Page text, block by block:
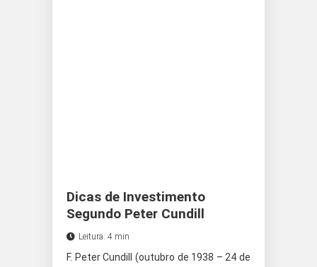
Dicas de Investimento
Segundo Peter Cundill
Leitura: 4 min
F. Peter Cundill (outubro de 1938 – 24 de